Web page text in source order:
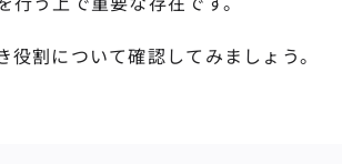
役割について確認してみましょう。